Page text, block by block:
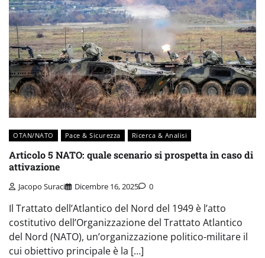
OTAN/NATO Pace & Sicurezza Ricerca & Analisi
Articolo 5 NATO: quale scenario si prospetta in caso di
attivazione
Jacopo Suraci Dicembre 16, 2025 0
Il Trattato dell’Atlantico del Nord del 1949 è l’atto
costitutivo dell’Organizzazione del Trattato Atlantico
del Nord (NATO), un’organizzazione politico-militare il
cui obiettivo principale è la […]